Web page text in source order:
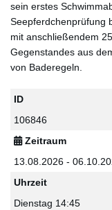
sein erstes
Seepferdchenprüfung
mit anschließendem
Gegenstandes aus
von Baderegeln.
ID
106846
Zeitraum
13.08.2026 -
Uhrzeit
Dienstag 14:45